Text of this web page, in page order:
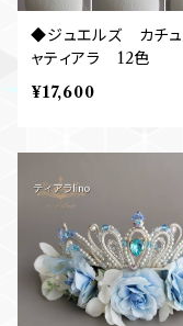
◆ジュエルズ カチ
ャティアラ 12色
¥17,600